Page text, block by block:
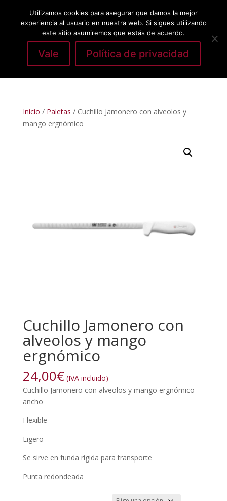
Seleccionar página
Inicio / Paletas / Cuchillo Jamonero con alveolos y
mango ergnómico
Cuchillo Jamonero con
alveolos y mango
ergnómico
24,00€ (IVA incluido)
Cuchillo Jamonero con alveolos y mango ergnómico
ancho
Flexible
Ligero
Se sirve en funda rígida para transporte
Punta redondeada
Utilizamos cookies para asegurar que damos la mejor
experiencia al usuario en nuestra web. Si sigues utilizando
este sitio asumiremos que estás de acuerdo.
Vale Política de privacidad